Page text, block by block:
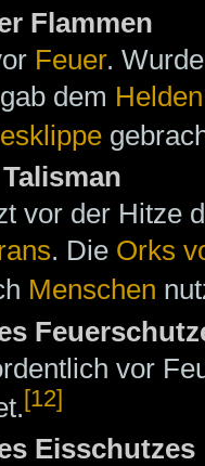
Flammen
Feuer.
gab dem Helden
vor der Hitze
. Die Orks
Menschen
vor
[12]
Eisschutzes